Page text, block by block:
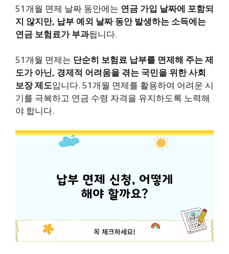
51개월 면제 날짜 동안에는 연금 가입 날짜에 포함되
지 않지만, 납부 예외 날짜 동안 발생하는 소득에는
연금 보험료가 부과됩니다.
51개월 면제는 단순히 보험료 납부를 면제해 주는 제
도가 아닌, 경제적 어려움을 겪는 국민을 위한 사회
보장 제도입니다. 51개월 면제를 활용하여 어려운 시
기를 극복하고 연금 수령 자격을 유지하도록 노력해
야 합니다.